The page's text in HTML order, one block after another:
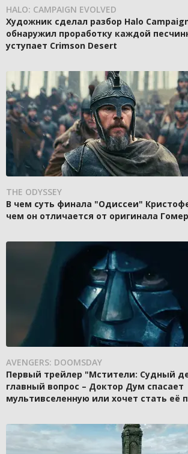
HALO: CAMPAIGN EVOLVED
Художник сделал разбор Halo
обнаружил проработку каждой
уступает Crimson Desert
THE ODYSSEY
В чем суть финала "Одиссеи"
чем он отличается от оригинала
AVENGERS: DOOMSDAY
Первый трейлер "Мстители: Судный
главный вопрос – Доктор Дум спасает
мультивселенную или хочет стать её